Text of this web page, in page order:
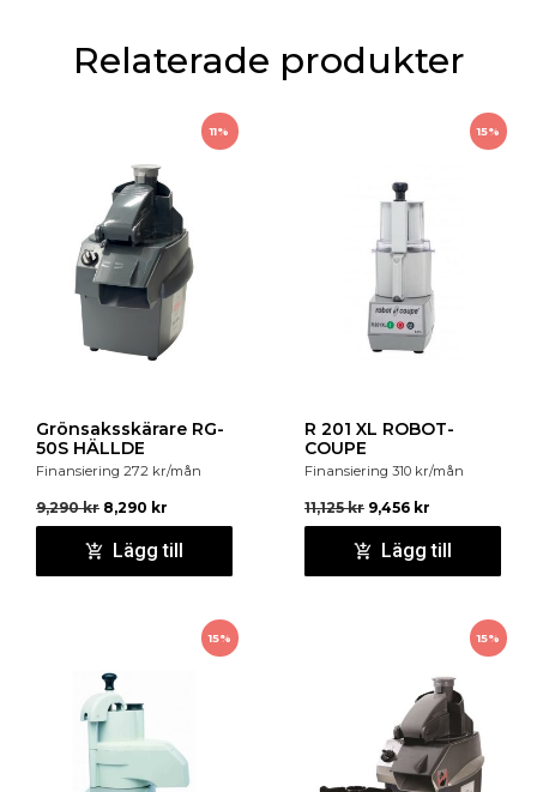
Relaterade produkter
11%
Grönsaksskärare RG-
50S HÄLLDE
Finansiering 272 kr/mån
9,290kr 8,290 kr
Lägg till
15%
R 201 XL ROBOT-
COUPE
Finansiering 310 kr/mån
11,125kr 9,456 kr
Lägg till
15% 15%